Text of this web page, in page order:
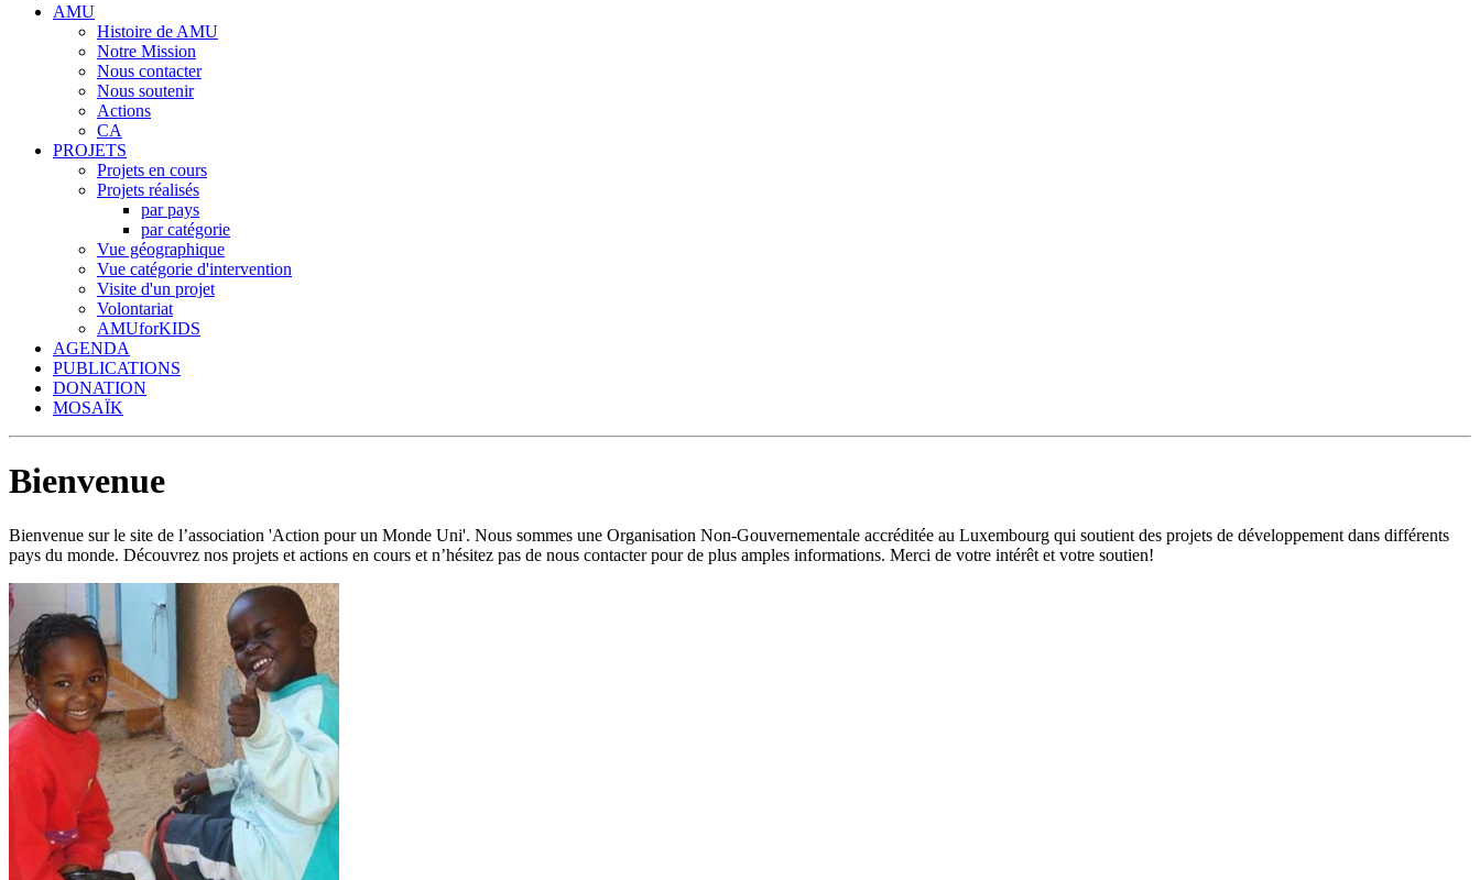
AMU
Histoire de AMU
Notre Mission
Nous contacter
Nous soutenir
Actions
CA
PROJETS
Projets en cours
Projets réalisés
par pays
par catégorie
Vue géographique
Vue catégorie d'intervention
Visite d'un projet
Volontariat
AMUforKIDS
AGENDA
PUBLICATIONS
DONATION
MOSAÏK
Bienvenue
Bienvenue sur le site de l’association 'Action pour un Monde Uni'. Nous sommes une Organisation Non-Gouvernementale accréditée au Luxembourg qui soutient des projets de développement dans différents
pays du monde. Découvrez nos projets et actions en cours et n’hésitez pas de nous contacter pour de plus amples informations. Merci de votre intérêt et votre soutien!